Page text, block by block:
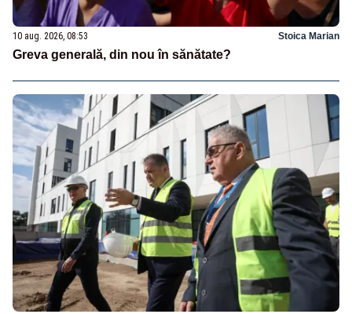
10 aug. 2026, 08:53 Stoica Marian
Greva generală, din nou în sănătate?